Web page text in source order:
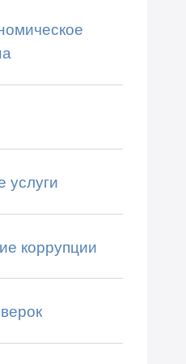
услуги
коррупции